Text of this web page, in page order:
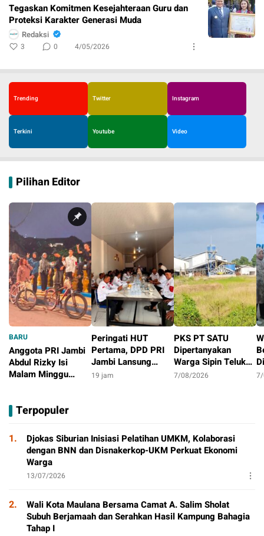
Tegaskan Komitmen Kesejahteraan Guru dan
Proteksi Karakter Generasi Muda
Redaksi
3 0 4/05/2026
Trending Twitter Instagram
Terkini Youtube Video
Pilihan Editor
BARU
Anggota PRI Jambi
Abdul Rizky Isi
Malam Minggu
Aktivitas Positif
Peringati HUT
Pertama, DPD PRI
Jambi Lansung
Berbagi Dengan
19 jam
PKS PT SATU
Dipertanyakan
Warga Sipin Teluk
Duren, Jarak Dekat
7/08/2026
Terpopuler
1.
Djokas Siburian Inisiasi Pelatihan UMKM, Kolaborasi
dengan BNN dan Disnakerkop-UKM Perkuat Ekonomi
Warga
13/07/2026
2.
Wali Kota Maulana Bersama Camat A. Salim Sholat
Subuh Berjamaah dan Serahkan Hasil Kampung Bahagia
Tahap I